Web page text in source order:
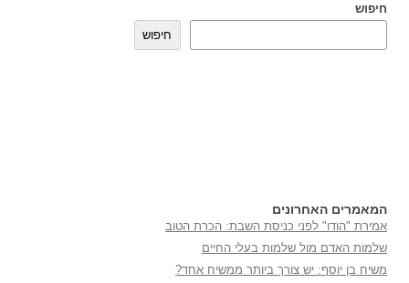
חיפוש
חיפוש
המאמרים האחרונים
אמירת "הודו" לפני כניסת השבת: הכרת הטוב
שלמות האדם מול שלמות בעלי החיים
משיח בן יוסף: יש צורך ביותר ממשיח אחד?